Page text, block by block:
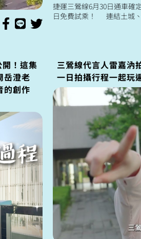
捷運三鶯線6月30日通車確
日免費試乘！ 連結土城
！這集
岳澄老
的創作
三鶯線代言人雷嘉汭
一日拍攝行程一起玩